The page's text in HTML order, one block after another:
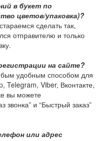
в букет по
цветов/упаковка)?
сделать так,
отправителю и только
на сайте?
удобным способом для
Telegram, Viber, Вконтакте,
вы можете
звонка” и “Быстрый заказ”
или адрес